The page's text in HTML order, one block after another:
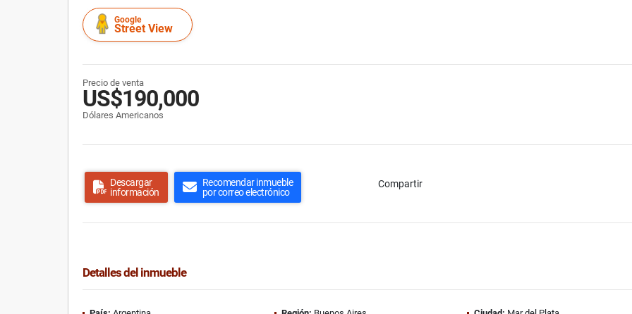
Google
Street View
Precio de venta
US$190,000
Dólares Americanos
Descargar
información
Recomendar inmueble
por correo electrónico
Compartir
Detalles del inmueble